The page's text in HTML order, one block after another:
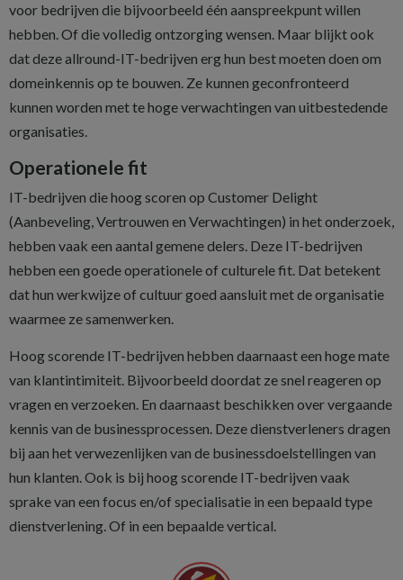
voor bedrijven die bijvoorbeeld één aanspreekpunt willen
hebben. Of die volledig ontzorging wensen. Maar blijkt ook
dat deze allround-IT-bedrijven erg hun best moeten doen om
domeinkennis op te bouwen. Ze kunnen geconfronteerd
kunnen worden met te hoge verwachtingen van uitbestedende
organisaties.
Operationele fit
IT-bedrijven die hoog scoren op Customer Delight
(Aanbeveling, Vertrouwen en Verwachtingen) in het onderzoek,
hebben vaak een aantal gemene delers. Deze IT-bedrijven
hebben een goede operationele of culturele fit. Dat betekent
dat hun werkwijze of cultuur goed aansluit met de organisatie
waarmee ze samenwerken.
Hoog scorende IT-bedrijven hebben daarnaast een hoge mate
van klantintimiteit. Bijvoorbeeld doordat ze snel reageren op
vragen en verzoeken. En daarnaast beschikken over vergaande
kennis van de businessprocessen. Deze dienstverleners dragen
bij aan het verwezenlijken van de businessdoelstellingen van
hun klanten. Ook is bij hoog scorende IT-bedrijven vaak
sprake van een focus en/of specialisatie in een bepaald type
dienstverlening. Of in een bepaalde vertical.